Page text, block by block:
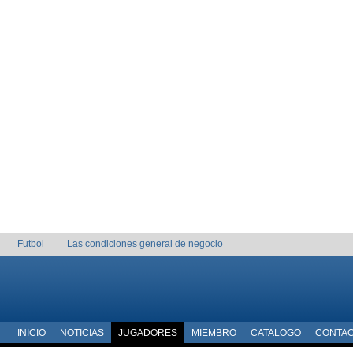
Futbol Las condiciones general de negocio
INICIO NOTICIAS JUGADORES MIEMBRO CATALOGO